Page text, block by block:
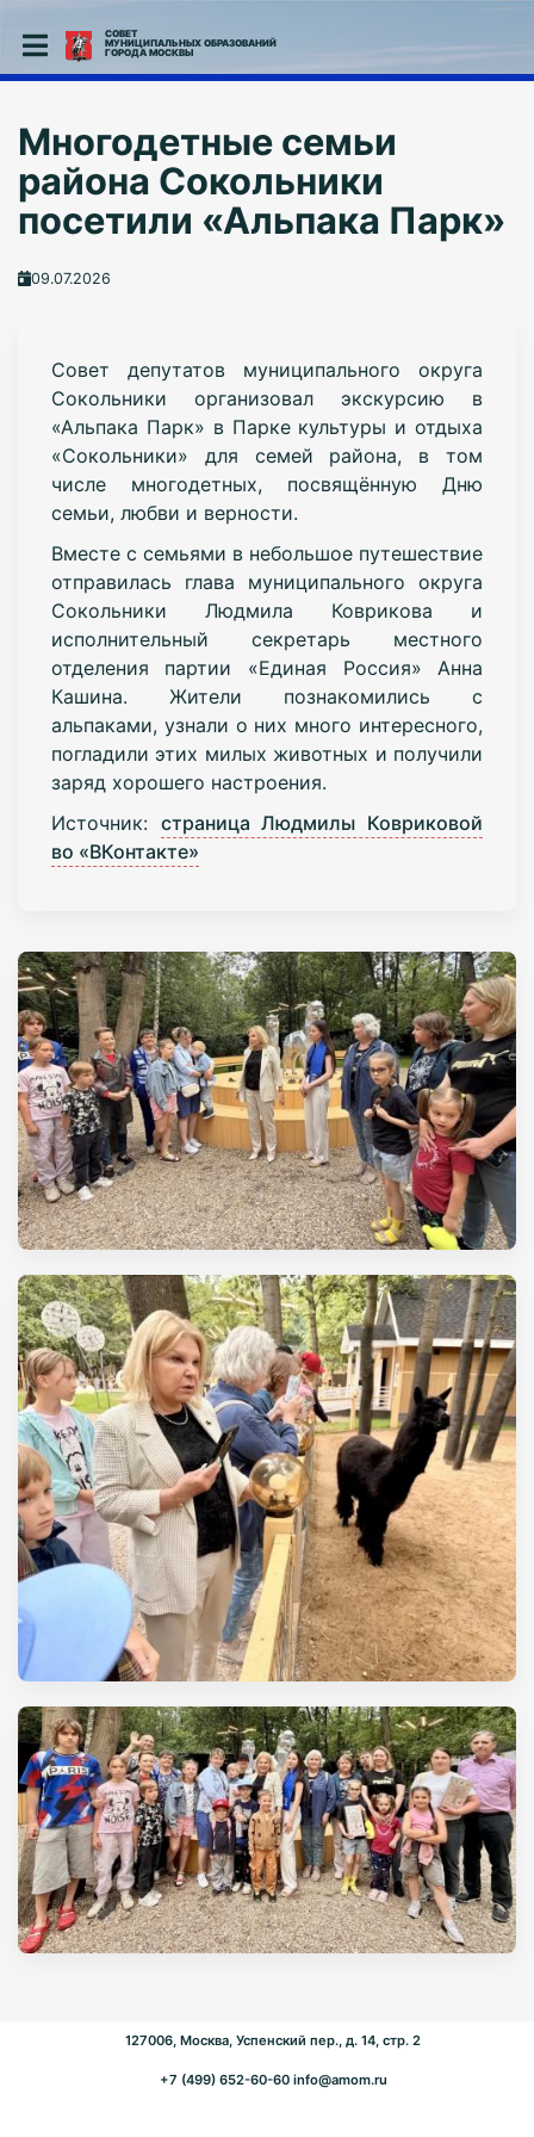
СОВЕТ
МУНИЦИПАЛЬНЫХ ОБРАЗОВАНИЙ
ГОРОДА МОСКВЫ
Многодетные семьи
района Сокольники
посетили «Альпака Парк»
09.07.2026
Совет депутатов муниципального округа
Сокольники организовал экскурсию в
«Альпака Парк» в Парке культуры и отдыха
«Сокольники» для семей района, в том
числе многодетных, посвящённую Дню
семьи, любви и верности.
Вместе с семьями в небольшое путешествие
отправилась глава муниципального округа
Сокольники Людмила Коврикова и
исполнительный секретарь местного
отделения партии «Единая Россия» Анна
Кашина. Жители познакомились с
альпаками, узнали о них много интересного,
погладили этих милых животных и получили
заряд хорошего настроения.
Источник: страница Людмилы Ковриковой
во «ВКонтакте»
127006, Москва, Успенский пер., д. 14, стр. 2
+7 (499) 652-60-60 info@amom.ru